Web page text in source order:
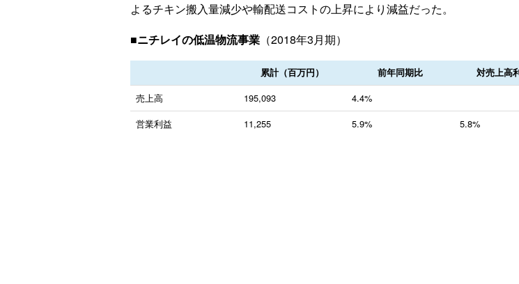
よるチキン搬入量減少や輸配送コストの上昇により減益だった。
■ニチレイの低温物流事業 （2018年3月期）
累計（百万円） 前年同期比 対売上高
売上高 195,093
4.4%
営業利益
11,255 5.9% 5.8%